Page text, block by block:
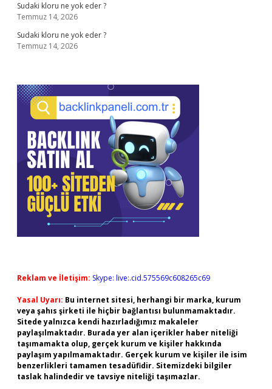
Sudaki kloru ne yok eder ?
Temmuz 14, 2026
Sudaki kloru ne yok eder ?
Temmuz 14, 2026
Reklam ve İletişim: Skype: live:.cid.575569c608265c69
Yasal Uyarı: Bu internet sitesi, herhangi bir marka, kurum
veya şahıs şirketi ile hiçbir bağlantısı bulunmamaktadır.
Sitede yalnızca kendi hazırladığımız makaleler
paylaşılmaktadır. Burada yer alan içerikler haber niteliği
taşımamakta olup, gerçek kurum ve kişiler hakkında
paylaşım yapılmamaktadır. Gerçek kurum ve kişiler ile isim
benzerlikleri tamamen tesadüfidir. Sitemizdeki bilgiler
taslak halindedir ve tavsiye niteliği taşımazlar.